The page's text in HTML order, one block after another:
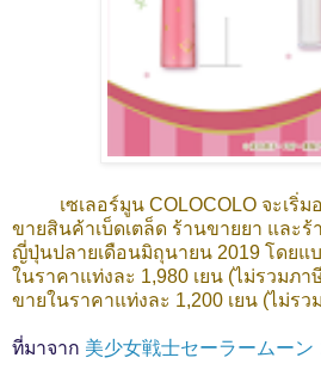
เซเลอร์มูน COLOCOLO จะเริ่ม
ขายสินค้าเบ็ดเตล็ด ร้านขายยา และ
ญี่ปุ่นปลายเดือนมิถุนายน 2019 โดยแ
ในราคาแท่งละ 1,980 เยน (ไม่รวมภา
ขายในราคาแท่งละ 1,200 เยน (ไม่รว
ที่มาจาก 美少女戦士セーラームーン